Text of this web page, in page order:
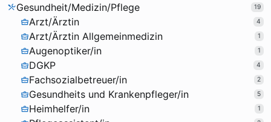
Gesundheit/Medizin/Pflege
19
Arzt/Ärztin 4
Arzt/Ärztin Allgemeinmedizin 1
Augenoptiker/in 1
DGKP 4
Fachsozialbetreuer/in 2
Gesundheits und Krankenpfleger/in 5
Heimhelfer/in 1